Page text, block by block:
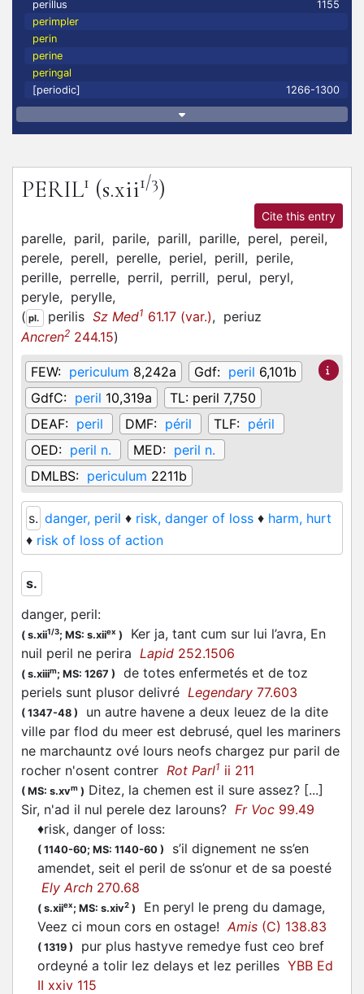
perillus
1155
perimpler
perin
perine
peringal
[periodic]
1266-1300
PERIL1 (s.xii1/3)
Cite this entry
parelle, paril, parile, parill, parille, perel, pereil,
perele, perell, perelle, periel, perill, perile,
perille, perrelle, perril, perrill, perul, peryl,
peryle, perylle,
( pl. perilis Sz Med1 61.17 (var.), periuz
Ancren2 244.15)
FEW: periculum 8,242a Gdf: peril 6,101b
GdfC: peril 10,319a TL: peril 7,750
DEAF: peril DMF: péril TLF: péril
OED: peril n. MED: peril n.
DMLBS: periculum 2211b
s. danger, peril ♦ risk, danger of loss ♦ harm, hurt
♦ risk of loss of action
s.
danger, peril:
( s.xii1/3; MS: s.xiiex )
Ker ja, tant cum sur lui l’avra, En
nuil peril ne perira Lapid 252.1506
( s.xiiim; MS: 1267 )
de totes enfermetés et de toz
periels sunt plusor delivré Legendary 77.603
( 1347-48 )
un autre havene a deux leuez de la dite
ville par flod du meer est debrusé, quel les mariners
ne marchauntz ové lours neofs chargez pur paril de
rocher n'osent contrer Rot Parl1 ii 211
( MS: s.xvm ) Ditez, la chemen est il sure assez? [...]
Sir, n'ad il nul perele dez larouns? Fr Voc 99.49
♦risk, danger of loss:
( 1140-60; MS: 1140-60 )
s’il dignement ne ss’en
amendet, seit el peril de ss’onur et de sa poesté
Ely Arch 270.68
( s.xiiex; MS: s.xiv2 )
En peryl le preng du damage,
Veez ci moun cors en ostage!Amis (C) 138.83
( 1319 )
pur plus hastyve remedye fust ceo bref
ordeyné a tolir lez delays et lez perilles YBB Ed
II xxiv 115